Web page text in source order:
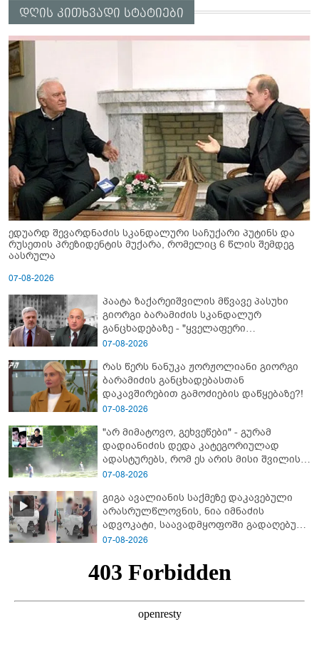
დღის კითხვადი სტატიები
ედუარდ შევარდნაძის სკანდალური საჩუქარი პუტინს და
რუსეთის პრეზიდენტის მუქარა, რომელიც 6 წლის შემდეგ
აასრულა
07-08-2026
პაატა ზაქარეიშვილის მწვავე პასუხი
გიორგი ბარამიძის სკანდალურ
განცხადებაზე - "ყველაფერი
დეტალურად ვიცი... კამანში მოკლული
ბარამიძე კი ტყუის"
07-08-2026
რას წერს ნანუკა ჟორჟოლიანი გიორგი
ბარამიძის განცხადებასთან
დაკავშირებით გამოძიების დაწყებაზე?!
07-08-2026
"არ მიმატოვო, გეხვეწები" - გუ­რა­მ
დადიანიძის დედა კა­ტე­გო­რი­უ­ლად
ადას­ტუ­რებს, რომ ეს არის მისი შვი­ლის
ხმა
07-08-2026
გიგა ავალიანის საქმეზე დაკავებული
არასრულწლოვნის, ნია იმნაძის
ადვოკატი, საავადმყოფოში გადაღებულ
კადრებს ავრცელებს
07-08-2026